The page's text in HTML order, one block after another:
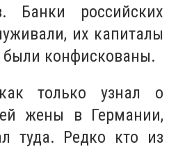
Банки российских
их капиталы
были конфискованы.
только узнал о
жены в Германии,
туда. Редко кто из